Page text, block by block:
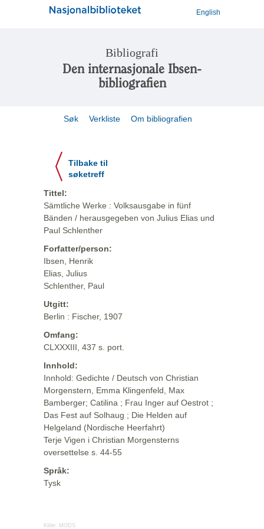
English
Bibliografi
Den internasjonale Ibsen-
bibliografien
Søk Verkliste Om bibliografien
Tilbake til
søketreff
Tittel:
Sämtliche Werke : Volksausgabe in fünf
Bänden / herausgegeben von Julius Elias und
Paul Schlenther
Forfatter/person:
Ibsen, Henrik
Elias, Julius
Schlenther, Paul
Utgitt:
Berlin : Fischer, 1907
Omfang:
CLXXXIII, 437 s. port.
Innhold:
Innhold: Gedichte / Deutsch von Christian
Morgenstern, Emma Klingenfeld, Max
Bamberger; Catilina ; Frau Inger auf Oestrot ;
Das Fest auf Solhaug ; Die Helden auf
Helgeland (Nordische Heerfahrt)
Terje Vigen i Christian Morgensterns
oversettelse s. 44-55
Språk:
Tysk
Kilde: MODS